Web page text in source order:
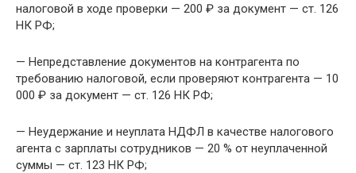
налоговой в ходе проверки — 200 ₽ за документ — ст. 126
НК РФ;
— Непредставление документов на контрагента по
требованию налоговой, если проверяют контрагента — 10
000 ₽ за документ — ст. 126 НК РФ;
— Неудержание и неуплата НДФЛ в качестве налогового
агента с зарплаты сотрудников — 20 % от неуплаченной
суммы — ст. 123 НК РФ;